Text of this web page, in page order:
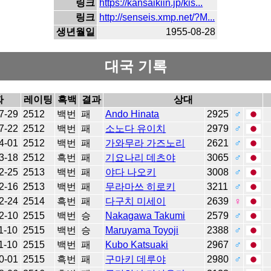
링크 https://kansaikiin.jp/kis...
링크 http://senseis.xmp.net/?M...
생년월일
1955-08-28
대국 기록
레이팅 흑백 결과
상대
29 2512 백번 패 Ando Hinata 2925
♂
22 2512 백번 패 소노다 유이치 2979
♂
01 2512 백번 패 가와무라 가즈노리 2621
♂
18 2512 흑번 패 기요나리 데츠야 3065
♂
25 2513 백번 패 야다 나오키 3008
♂
16 2513 백번 패 무라마쓰 히로키 3211
♂
24 2514 흑번 패 다구치 미세이 2639
♀
10 2515 백번 승 Nakagawa Takumi 2579
♂
10 2515 백번 승 Maruyama Toyoji 2388
♂
10 2515 백번 패 Kubo Katsuaki 2967
♂
01 2515 흑번 패 구마키 데루야 2980
♂